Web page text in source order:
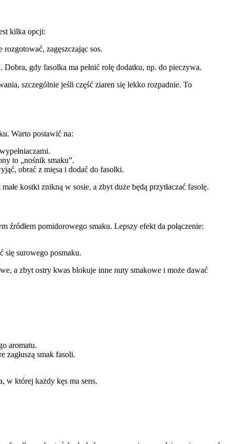
kilka opcji:
zagęszczając sos.
gdy fasolka ma pełnić rolę dodatku, np. do pieczywa.
szczególnie jeśli część ziaren się lekko rozpadnie. To
Warto postawić na:
to „nośnik smaku”.
obrać z mięsa i dodać do fasolki.
kostki znikną w sosie, a zbyt duże będą przytłaczać fasolę.
źródłem pomidorowego smaku. Lepszy efekt da połączenie:
się surowego posmaku.
a zbyt ostry kwas blokuje inne nuty smakowe i może dawać
aromatu.
zagłuszą smak fasoli.
w której każdy kęs ma sens.